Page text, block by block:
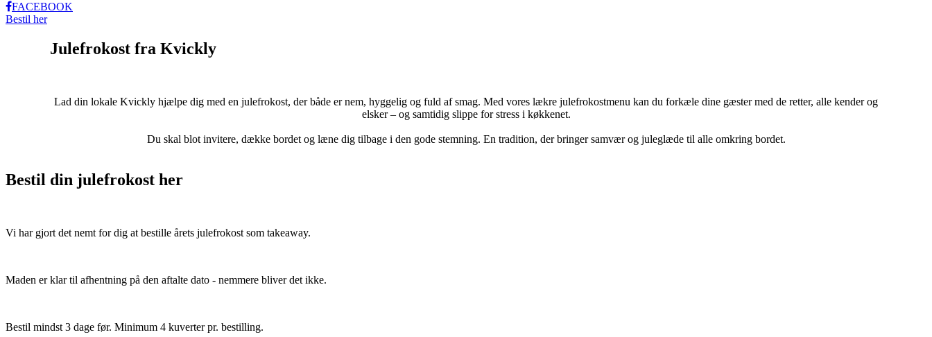
FACEBOOK
Bestil her
Julefrokost fra Kvickly
Lad din lokale Kvickly hjælpe dig med en julefrokost, der både er nem, hyggelig og fuld af smag. Med vores lækre julefrokostmenu kan du forkæle dine gæster med de retter, alle kender og
elsker – og samtidig slippe for stress i køkkenet.
Du skal blot invitere, dække bordet og læne dig tilbage i den gode stemning. En tradition, der bringer samvær og juleglæde til alle omkring bordet.
Bestil din julefrokost her
Vi har gjort det nemt for dig at bestille årets julefrokost som takeaway.
Maden er klar til afhentning på den aftalte dato - nemmere bliver det ikke.
Bestil mindst 3 dage før. Minimum 4 kuverter pr. bestilling.